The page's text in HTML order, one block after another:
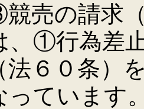
売の請求
、①行為差
法６０条）
っています